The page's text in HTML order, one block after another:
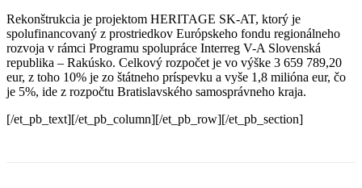
Rekonštrukcia je projektom HERITAGE SK-AT, ktorý je
spolufinancovaný z prostriedkov Európskeho fondu regionálneho
rozvoja v rámci Programu spolupráce Interreg V-A Slovenská
republika – Rakúsko. Celkový rozpočet je vo výške 3 659 789,20
eur, z toho 10% je zo štátneho príspevku a vyše 1,8 milióna eur, čo
je 5%, ide z rozpočtu Bratislavského samosprávneho kraja.
[/et_pb_text][/et_pb_column][/et_pb_row][/et_pb_section]